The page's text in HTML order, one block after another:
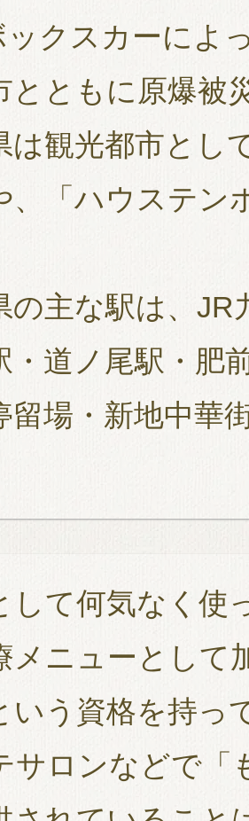
ックスカーによ
とともに原爆被
は観光都市とし
、「ハウステン
の主な駅は、
・道ノ尾駅・肥
留場・新地中華
して何気なく使
メニューとして
いう資格を持っ
サロンなどで「